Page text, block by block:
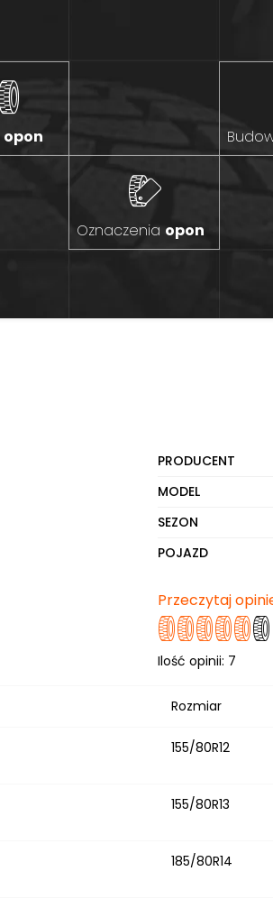
opon
Oznaczenia opon
PRODUCENT
MODEL
SEZON
POJAZD
Przeczytaj
Ilość opinii: 7
Rozmiar
155/80R12
155/80R13
185/80R14